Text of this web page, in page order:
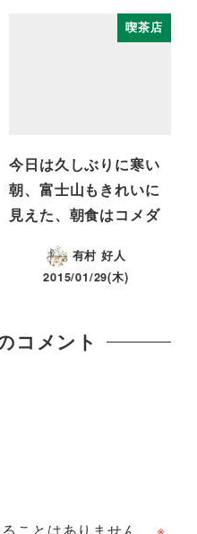
喫茶店
今日は久しぶりに寒い
朝、富士山もきれいに
見えた、朝食はコメダ
有村 好人
2015/01/29(木)
コメント
ことはありません。 ※